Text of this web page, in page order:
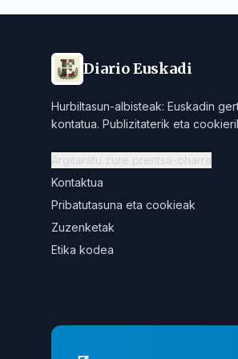
Diario Euskadi
Hurbiltasun-albisteak: Euskadin
kontatua. Publizitaterik eta
Argitaratu zure prentsa-oharra
Kontaktua
Pribatutasuna eta cookieak
Zuzenketak
Etika kodea